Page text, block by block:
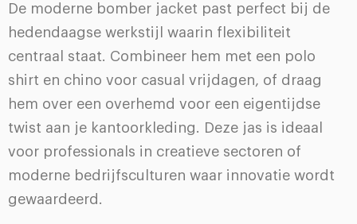
De moderne bomber jacket past perfect bij de
hedendaagse werkstijl waarin flexibiliteit
centraal staat. Combineer hem met een polo
shirt en chino voor casual vrijdagen, of draag
hem over een overhemd voor een eigentijdse
twist aan je kantoorkleding. Deze jas is ideaal
voor professionals in creatieve sectoren of
moderne bedrijfsculturen waar innovatie wordt
gewaardeerd.